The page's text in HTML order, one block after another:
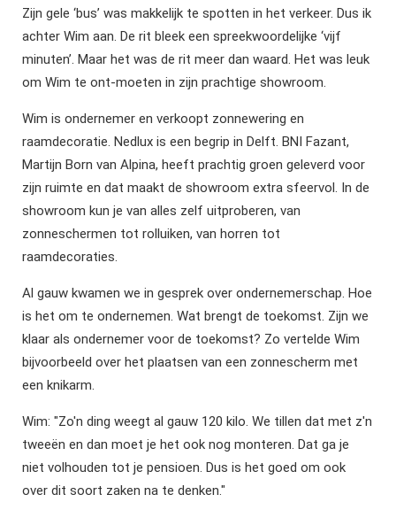
Zijn gele ‘bus’ was makkelijk te spotten in het verkeer. Dus ik
achter Wim aan. De rit bleek een spreekwoordelijke ‘vijf
minuten’. Maar het was de rit meer dan waard. Het was leuk
om Wim te ont-moeten in zijn prachtige showroom.
Wim is ondernemer en verkoopt zonnewering en
raamdecoratie. Nedlux is een begrip in Delft. BNI Fazant,
Martijn Born van Alpina, heeft prachtig groen geleverd voor
zijn ruimte en dat maakt de showroom extra sfeervol. In de
showroom kun je van alles zelf uitproberen, van
zonneschermen tot rolluiken, van horren tot
raamdecoraties.
Al gauw kwamen we in gesprek over ondernemerschap. Hoe
is het om te ondernemen. Wat brengt de toekomst. Zijn we
klaar als ondernemer voor de toekomst? Zo vertelde Wim
bijvoorbeeld over het plaatsen van een zonnescherm met
een knikarm.
Wim: "Zo'n ding weegt al gauw 120 kilo. We tillen dat met z'n
tweeën en dan moet je het ook nog monteren. Dat ga je
niet volhouden tot je pensioen. Dus is het goed om ook
over dit soort zaken na te denken."